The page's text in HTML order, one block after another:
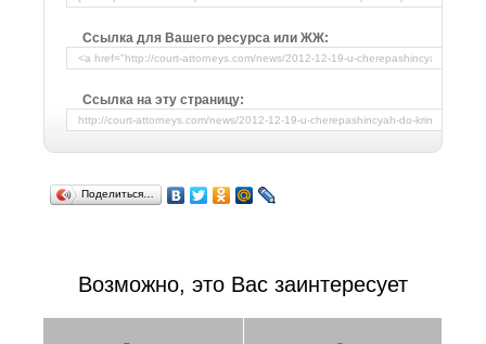
Ссылка для Вашего ресурса или ЖЖ:
Ссылка на эту страницу:
Поделиться…
Возможно, это Вас заинтересует